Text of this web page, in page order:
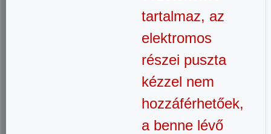
tartalmaz, az
elektromos
részei puszta
kézzel nem
hozzáférhetőek,
a benne lévő